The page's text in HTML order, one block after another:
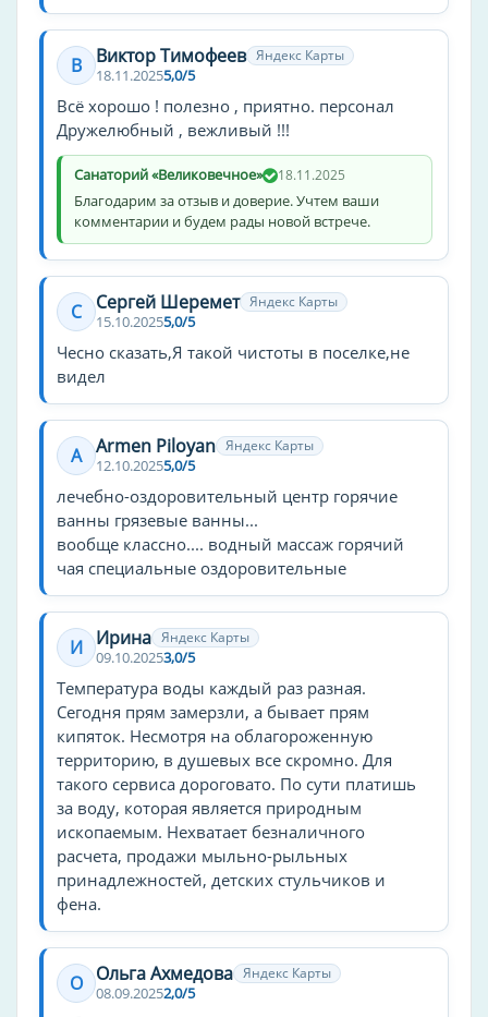
В Виктор Тимофеев Яндекс Карты
18.11.20255,0/5
Всё хорошо ! полезно , приятно. персонал
Дружелюбный , вежливый !!!
Санаторий «Великовечное» 18.11.2025
Благодарим за отзыв и доверие. Учтем ваши
комментарии и будем рады новой встрече.
С Сергей Шеремет Яндекс Карты
15.10.20255,0/5
Чесно сказать,Я такой чистоты в поселке,не
видел
A Armen Piloyan Яндекс Карты
12.10.20255,0/5
лечебно-оздоровительный центр горячие
ванны грязевые ванны...
вообще классно.... водный массаж горячий
чая специальные оздоровительные
И Ирина Яндекс Карты
09.10.20253,0/5
Температура воды каждый раз разная.
Сегодня прям замерзли, а бывает прям
кипяток. Несмотря на облагороженную
территорию, в душевых все скромно. Для
такого сервиса дороговато. По сути платишь
за воду, которая является природным
ископаемым. Нехватает безналичного
расчета, продажи мыльно-рыльных
принадлежностей, детских стульчиков и
фена.
О Ольга Ахмедова Яндекс Карты
08.09.20252,0/5